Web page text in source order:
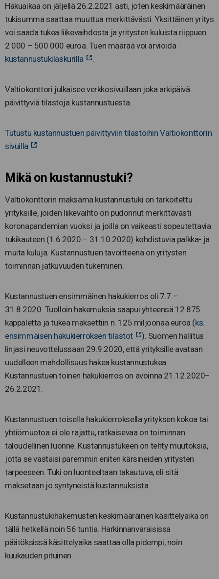
Hakuaikaa on jäljellä 26.2.2021 asti, joten keskimääräinen
tukisumma saattaa muuttua merkittävästi. Yksittäinen yritys
voi saada tukea liikevaihdosta ja yritysten kuluista riippuen
2 000 – 500 000 euroa. Tuen määrää voi arvioida
kustannustukilaskurilla
Valtiokonttori julkaisee verkkosivuillaan joka arkipäivä
päivittyviä tilastoja kustannustuesta.
Tutustu kustannustuen päivittyviin tilastoihin Valtiokonttorin
sivuilla
Mikä on kustannustuki?
Valtiokonttorin maksama kustannustuki on tarkoitettu
yrityksille, joiden liikevaihto on pudonnut merkittävästi
koronapandemian vuoksi ja joilla on vaikeasti sopeutettavia
tukikauteen (1.6.2020 – 31.10.2020) kohdistuvia palkka- ja
muita kuluja. Kustannustuen tavoitteena on yritysten
toiminnan jatkuvuuden tukeminen.
Kustannustuen ensimmäinen hakukierros oli 7.7.–
31.8.2020. Tuolloin hakemuksia saapui yhteensä 12 875
kappaletta ja tukea maksettiin n. 125 miljoonaa euroa (ks.
ensimmäisen hakukierroksen tilastot
). Suomen hallitus
linjasi neuvottelussaan 29.9.2020, että yrityksille avataan
uudelleen mahdollisuus hakea kustannustukea.
Kustannustuen toinen hakukierros on avoinna 21.12.2020–
26.2.2021.
Kustannustuen toisella hakukierroksella yrityksen kokoa tai
yhtiömuotoa ei ole rajattu, ratkaisevaa on toiminnan
taloudellinen luonne. Kustannustukeen on tehty muutoksia,
jotta se vastaisi paremmin eniten kärsineiden yritysten
tarpeeseen. Tuki on luonteeltaan takautuva, eli sitä
maksetaan jo syntyneistä kustannuksista.
Kustannustukihakemusten keskimääräinen käsittelyaika on
tällä hetkellä noin 56 tuntia. Harkinnanvaraisissa
päätöksissä käsittelyaika saattaa olla pidempi, noin
kuukauden pituinen.